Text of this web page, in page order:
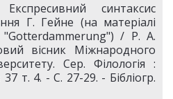
синтаксис
Г. Гейне (на матеріалі
"Gotterdammerung") / Р. А.
вісник Міжнародного
Сер. Філологія :
т. 4. - С. 27-29. - Бібліогр.